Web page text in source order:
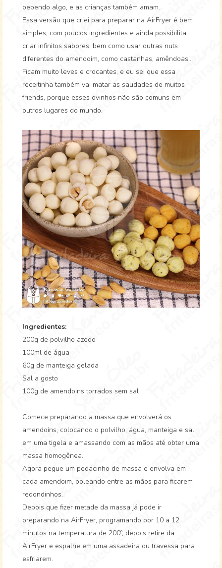
bebendo algo, e as crianças também amam.
Essa versão que criei para preparar na AirFryer é bem
simples, com poucos ingredientes e ainda possibilita
criar infinitos sabores, bem como usar outras nuts
diferentes do amendoim, como castanhas, amêndoas...
Ficam muito leves e crocantes, e eu sei que essa
receitinha também vai matar as saudades de muitos
friends, porque esses ovinhos não são comuns em
outros lugares do mundo.
Ingredientes:
200g de polvilho azedo
100ml de água
60g de manteiga gelada
Sal a gosto
100g de amendoins torrados sem sal
Comece preparando a massa que envolverá os
amendoins, colocando o polvilho, água, manteiga e sal
em uma tigela e amassando com as mãos até obter uma
massa homogênea.
Agora pegue um pedacinho de massa e envolva em
cada amendoim, boleando entre as mãos para ficarem
redondinhos.
Depois que fizer metade da massa já pode ir
preparando na AirFryer, programando por 10 a 12
minutos na temperatura de 200º, depois retire da
AirFryer e espalhe em uma assadeira ou travessa para
esfriarem.